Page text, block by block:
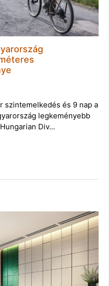
szintemelkedés és 9 nap a
legkeményebb
Div…